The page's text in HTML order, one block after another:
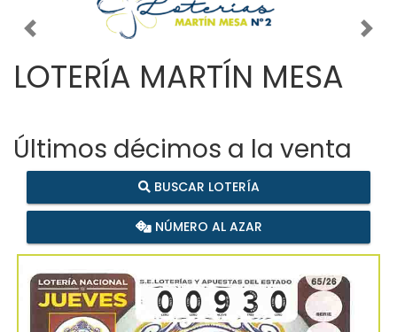
Imagen anterior
LOTERÍA MARTÍN MESA
Últimos décimos a la venta
BUSCAR LOTERÍA
NÚMERO AL AZAR